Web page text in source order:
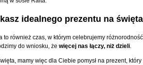
idealnego prezentu na
to również czas, w którym celebrujemy
do wniosku, że więcej nas łączy, niż dzieli.
mamy więc dla Ciebie pomysł na prezent,